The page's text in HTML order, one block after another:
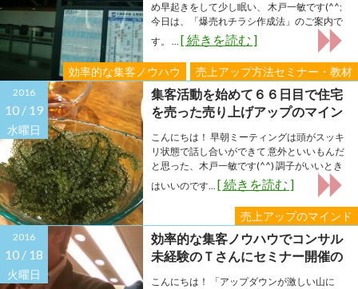
効率的な集客ノウハウ 売上アップ方法セミナー・教材
め早起きをして少し眠い、 木戸一敏です(^^;
今日は、「爆売れチラシ作成法」のご案内で
す。 ... [ 続きを読む ]
2016
10 / 19
水曜日
売上アップのマインド
集客活動を始めて６６日目で住宅
を売った売り上げアップのマイン
こんにちは！ 早朝ミーティングは頭がスッキ
リ状態で話し合いができて 意外といいもんだ
と思った、木戸一敏です(^^) 調子がいいとき
はいいのです... [ 続きを読む ]
2016
10 / 18
火曜日
効率的な集客ノウハウでコンサル
未経験のＴさんにセミナー開催の
リクエストが来た！
こんにちは！ 「アップダウンが激しい山に